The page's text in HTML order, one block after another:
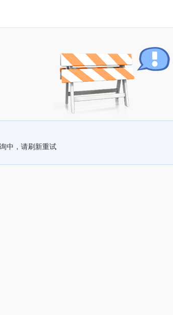
中，请刷新重试